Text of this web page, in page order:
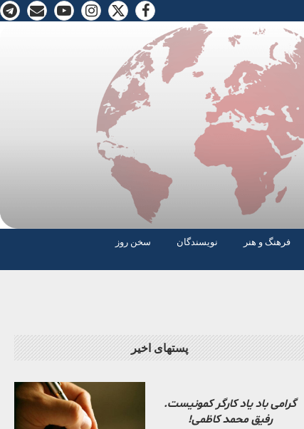
فرهنگ و هنر نویسندگان
سخن روز
پستهای اخیر
گرامی باد یاد کارگر کمونیست.
رفیق محمد کاظمی!